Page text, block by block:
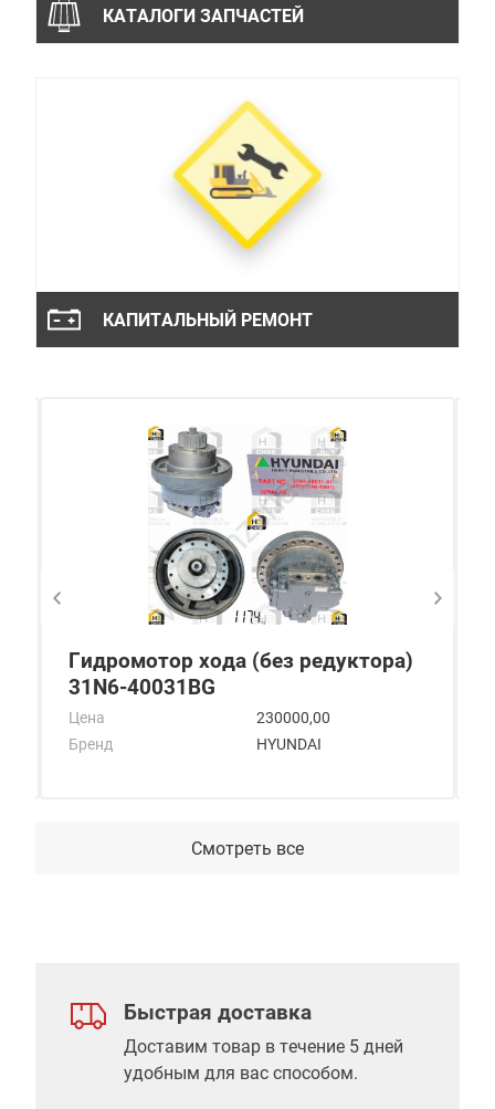
КАТАЛОГИ ЗАПЧАСТЕЙ
КАПИТАЛЬНЫЙ РЕМОНТ
Гидромотор хода (без редуктора)
31N6-40031BG
Цена
230000,00
Бренд
HYUNDAI
Смотреть все
Быстрая доставка
Доставим товар в течение 5 дней
удобным для вас способом.